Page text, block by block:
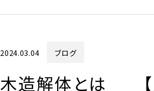
2024.03.04 ブログ
木造解体とは